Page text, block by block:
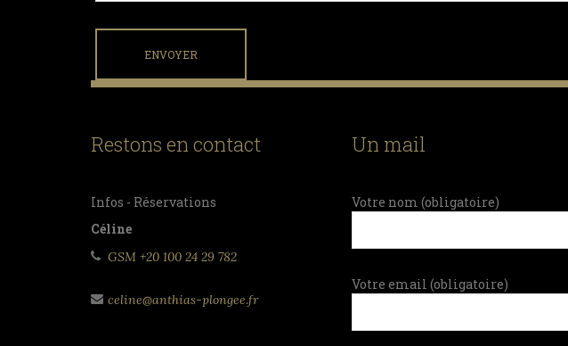
Restons en contact
Infos - Réservations
Céline
GSM +20 100 24 29 782
celine@anthias-plongee.fr
Un mail
Votre nom (obligatoire)
Votre email (obligatoire)